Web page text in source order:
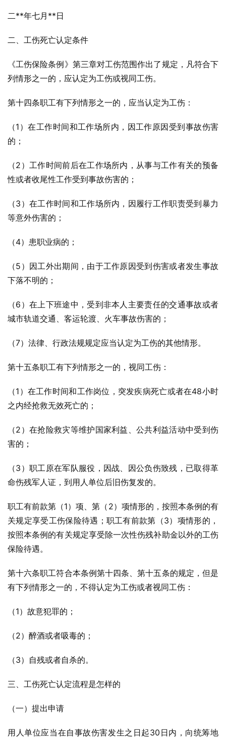
二**年七月**日
二、工伤死亡认定条件
《工伤保险条例》第三章对工伤范围作出了规定，凡符合下
列情形之一的，应认定为工伤或视同工伤。
第十四条职工有下列情形之一的，应当认定为工伤：
（1）在工作时间和工作场所内，因工作原因受到事故伤害
的；
（2）工作时间前后在工作场所内，从事与工作有关的预备
性或者收尾性工作受到事故伤害的；
（3）在工作时间和工作场所内，因履行工作职责受到暴力
等意外伤害的；
（4）患职业病的；
（5）因工外出期间，由于工作原因受到伤害或者发生事故
下落不明的；
（6）在上下班途中，受到非本人主要责任的交通事故或者
城市轨道交通、客运轮渡、火车事故伤害的；
（7）法律、行政法规规定应当认定为工伤的其他情形。
第十五条职工有下列情形之一的，视同工伤：
（1）在工作时间和工作岗位，突发疾病死亡或者在48小时
之内经抢救无效死亡的；
（2）在抢险救灾等维护国家利益、公共利益活动中受到伤
害的；
（3）职工原在军队服役，因战、因公负伤致残，已取得革
命伤残军人证，到用人单位后旧伤复发的。
职工有前款第（1）项、第（2）项情形的，按照本条例的有
关规定享受工伤保险待遇；职工有前款第（3）项情形的，
按照本条例的有关规定享受除一次性伤残补助金以外的工伤
保险待遇。
第十六条职工符合本条例第十四条、第十五条的规定，但是
有下列情形之一的，不得认定为工伤或者视同工伤：
（1）故意犯罪的；
（2）醉酒或者吸毒的；
（3）自残或者自杀的。
三、工伤死亡认定流程是怎样的
（一）提出申请
用人单位应当在自事故伤害发生之日起30日内，向统筹地